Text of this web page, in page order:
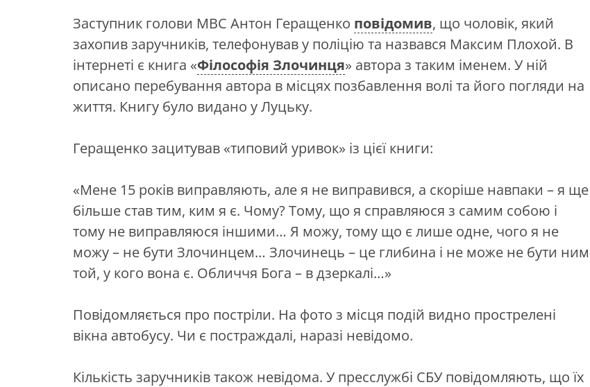
Заступник голови МВС Антон Геращенко повідомив, що чоловік, який
захопив заручників, телефонував у поліцію та назвався Максим Плохой. В
інтернеті є книга «Філософія Злочинця» автора з таким іменем. У ній
описано перебування автора в місцях позбавлення волі та його погляди на
життя. Книгу було видано у Луцьку.
Геращенко зацитував «типовий уривок» із цієї книги:
«Мене 15 років виправляють, але я не виправився, а скоріше навпаки – я ще
більше став тим, ким я є. Чому? Тому, що я справляюся з самим собою і
тому не виправляюся іншими… Я можу, тому що є лише одне, чого я не
можу – не бути Злочинцем… Злочинець – це глибина і не може не бути ним
той, у кого вона є. Обличчя Бога – в дзеркалі…»
Повідомляється про постріли. На фото з місця подій видно прострелені
вікна автобусу. Чи є постраждалі, наразі невідомо.
Кількість заручників також невідома. У пресслужбі СБУ повідомляють, що їх